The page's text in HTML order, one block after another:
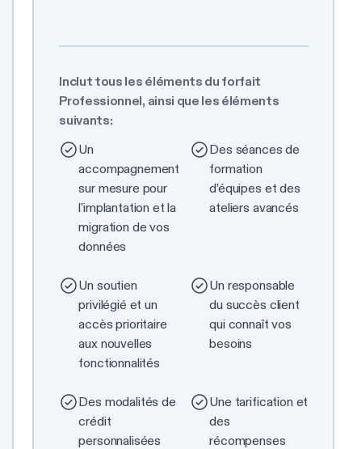
Inclut tous les éléments du forfait
Professionnel, ainsi que les éléments
suivants:
Un
accompagnement
sur mesure pour
l'implantation et la
migration de vos
données
Des séances de
formation
d’équipes et des
ateliers avancés
Un soutien
privilégié et un
accès prioritaire
aux nouvelles
fonctionnalités
Un responsable
du succès client
qui connaît vos
besoins
Des modalités de
crédit
personnalisées
Une tarification et
des
récompenses